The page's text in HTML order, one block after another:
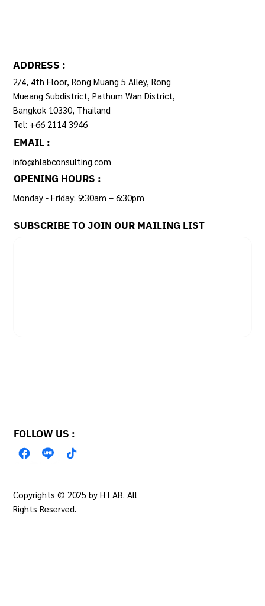
FOLLOW US :
ADDRESS :
2/4, 4th Floor, Rong Muang 5 Alley, Rong
Mueang Subdistrict, Pathum Wan District,
Bangkok 10330, Thailand
Tel: +66 2114 3946
EMAIL :
info@hlabconsulting.com
OPENING HOURS :
Monday - Friday: 9:30am – 6:30pm ​
SUBSCRIBE TO JOIN OUR MAILING LIST
Copyrights © 2025 by H LAB. All
Rights Reserved.